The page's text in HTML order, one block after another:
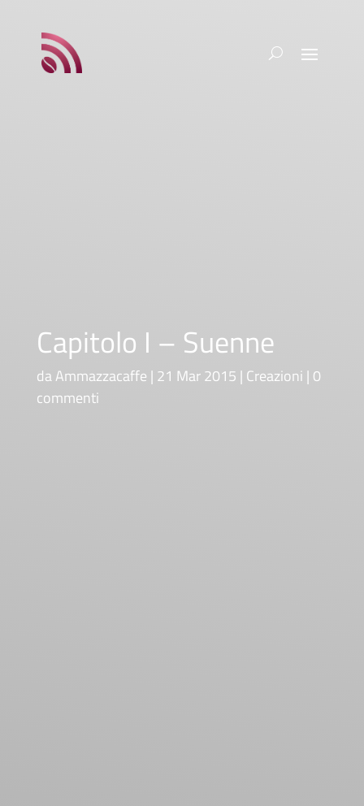
Capitolo I – Suenne
daAmmazzacaffe 21 Mar 2015 Creazioni 0
commenti